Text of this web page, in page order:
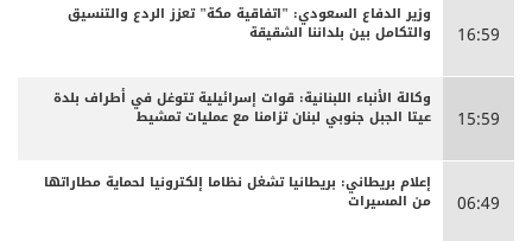
16:59
وزير الدفاع السعودي: "اتفاقية مكة" تعزز الردع والتنسيق
والتكامل بين بلداننا الشقيقة
15:59
وكالة الأنباء اللبنانية: قوات إسرائيلية تتوغل في أطراف بلدة
عيتا الجبل جنوبي لبنان تزامنا مع عمليات تمشيط
06:49
إعلام بريطاني: بريطانيا تشغل نظاما إلكترونيا لحماية مطاراتها
من المسيرات